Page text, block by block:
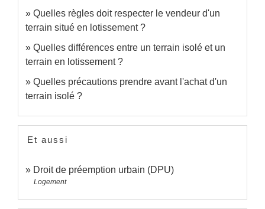
Quelles règles doit respecter le vendeur d'un
terrain situé en lotissement ?
Quelles différences entre un terrain isolé et un
terrain en lotissement ?
Quelles précautions prendre avant l'achat d'un
terrain isolé ?
Et aussi
Droit de préemption urbain (DPU)
Logement